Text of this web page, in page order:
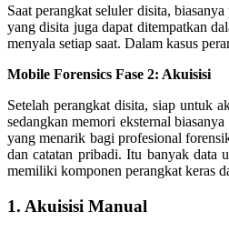
Saat perangkat seluler disita,
yang disita juga dapat ditempatkan
menyala setiap saat. Dalam kasus
Mobile Forensics Fase 2: Akuisisi
Setelah perangkat disita, siap untuk
sedangkan memori eksternal
yang menarik bagi profesional
dan catatan pribadi. Itu banyak data
memiliki komponen perangkat keras
1. Akuisisi Manual